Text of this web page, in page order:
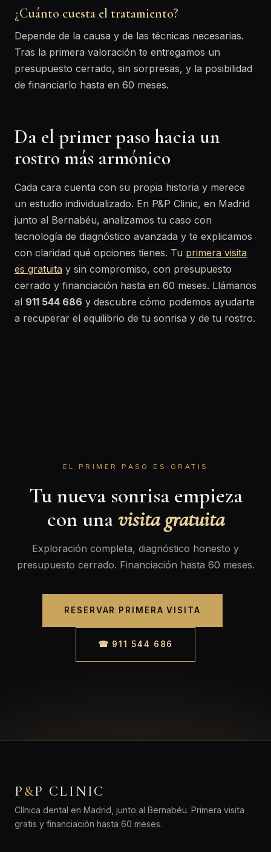
¿Cuánto cuesta el tratamiento?
Depende de la causa y de las técnicas necesarias.
Tras la primera valoración te entregamos un
presupuesto cerrado, sin sorpresas, y la posibilidad
de financiarlo hasta en 60 meses.
Da el primer paso hacia un
rostro más armónico
Cada cara cuenta con su propia historia y merece
un estudio individualizado. En P&P Clinic, en Madrid
junto al Bernabéu, analizamos tu caso con
tecnología de diagnóstico avanzada y te explicamos
con claridad qué opciones tienes. Tu primera visita
es gratuita y sin compromiso, con presupuesto
cerrado y financiación hasta en 60 meses. Llámanos
al 911 544 686 y descubre cómo podemos ayudarte
a recuperar el equilibrio de tu sonrisa y de tu rostro.
EL PRIMER PASO ES GRATIS
Tu nueva sonrisa empieza
con unavisita gratuita
Exploración completa, diagnóstico honesto y
presupuesto cerrado. Financiación hasta 60 meses.
RESERVAR PRIMERA VISITA
☎ 911 544 686
P&P CLINIC
Clínica dental en Madrid, junto al Bernabéu. Primera visita
gratis y financiación hasta 60 meses.